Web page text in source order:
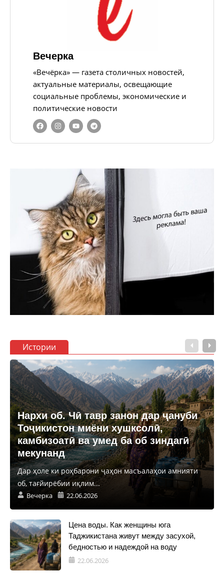
Вечерка
«Вечёрка» — газета столичных новостей,
актуальные материалы, освещающие
социальные проблемы, экономические и
политические новости
Истории
Нархи об. Чӣ тавр занон дар ҷануби
Тоҷикистон миёни хушксолӣ,
камбизоатӣ ва умед ба об зиндагӣ
мекунанд
Дар ҳоле ки роҳбарони ҷаҳон масъалаҳои амнияти
об, тағйирёбии иқлим...
Вечерка 22.06.2026
Цена воды. Как женщины юга
Таджикистана живут между засухой,
бедностью и надеждой на воду
22.06.2026